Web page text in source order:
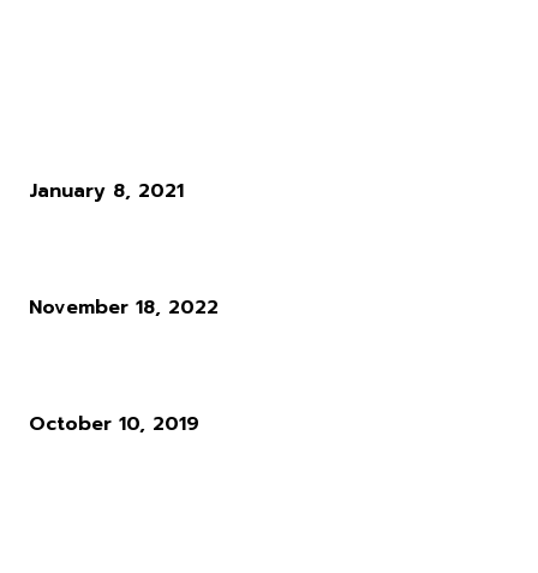
January 8, 2021
November 18, 2022
October 10, 2019